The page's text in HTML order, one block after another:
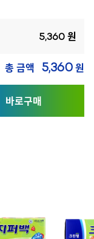
5,360 원
총 금액 5,360원
바로구매